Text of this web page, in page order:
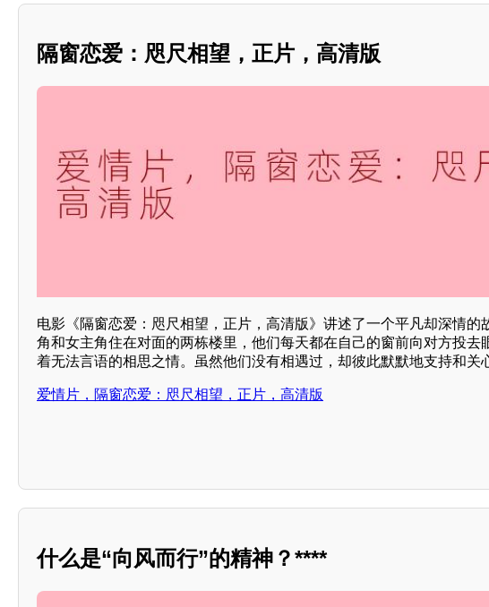
隔窗恋爱：咫尺相望，正片，高清版
电影《隔窗恋爱：咫尺相望，正片，高清版》讲述了一个平凡却深情的
角和女主角住在对面的两栋楼里，他们每天都在自己的窗前向对方投去
着无法言语的相思之情。虽然他们没有相遇过，却彼此默默地支持和关
爱情片，隔窗恋爱：咫尺相望，正片，高清版
什么是“向风而行”的精神？****